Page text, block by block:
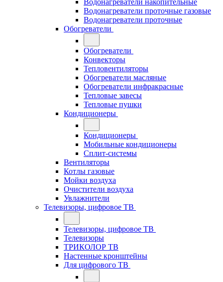
Водонагреватели накопительные
Водонагреватели проточные газовые
Водонагреватели проточные
Обогреватели
Обогреватели
Конвекторы
Тепловентиляторы
Обогреватели масляные
Обогреватели инфракрасные
Тепловые завесы
Тепловые пушки
Кондиционеры
Кондиционеры
Мобильные кондиционеры
Сплит-системы
Вентиляторы
Котлы газовые
Мойки воздуха
Очистители воздуха
Увлажнители
Телевизоры, цифровое ТВ
Телевизоры, цифровое ТВ
Телевизоры
ТРИКОЛОР ТВ
Настенные кронштейны
Для цифрового ТВ